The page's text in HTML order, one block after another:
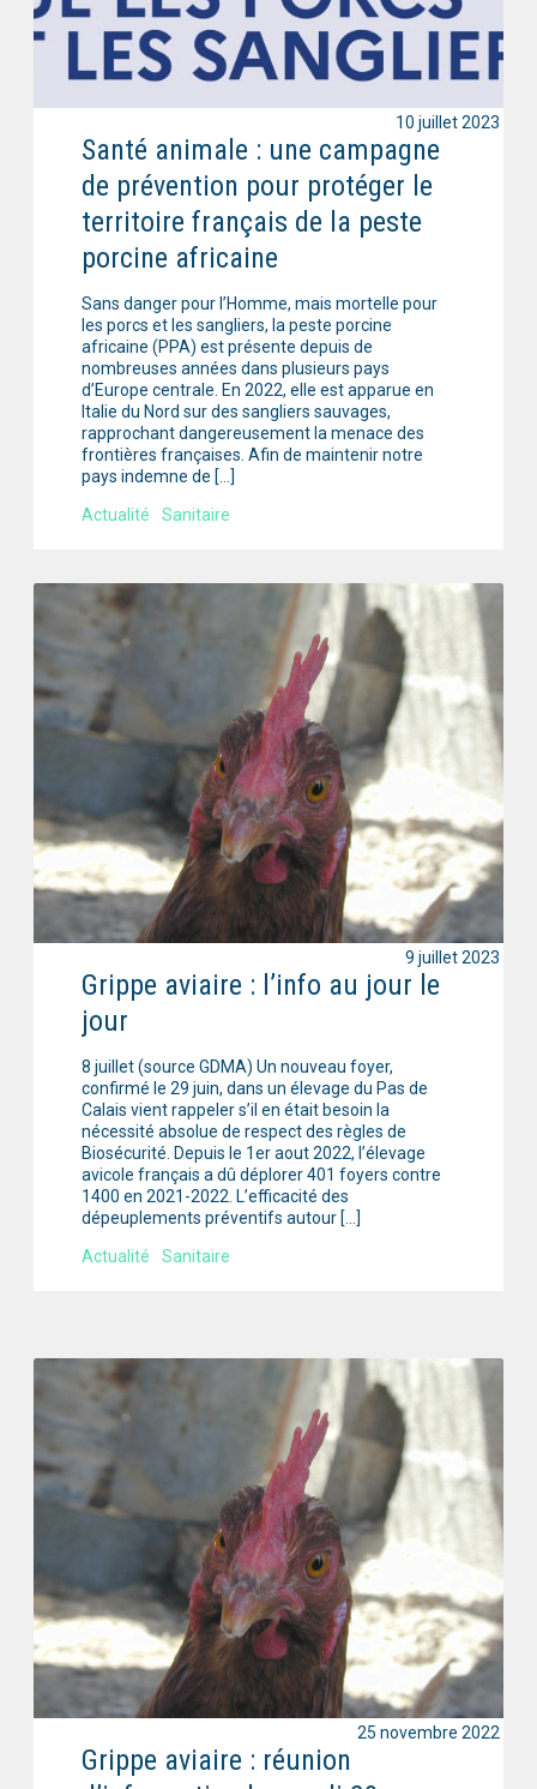
Santé animale : une campagne
de prévention pour protéger le
territoire français de la peste
porcine africaine
Sans danger pour l’Homme, mais mortelle pour
les porcs et les sangliers, la peste porcine
africaine (PPA) est présente depuis de
nombreuses années dans plusieurs pays
d’Europe centrale. En 2022, elle est apparue en
Italie du Nord sur des sangliers sauvages,
rapprochant dangereusement la menace des
frontières françaises. Afin de maintenir notre
pays indemne de […]
Actualité
Sanitaire
10 juillet 2023
Grippe aviaire : l’info au jour le
jour
8 juillet (source GDMA) Un nouveau foyer,
confirmé le 29 juin, dans un élevage du Pas de
Calais vient rappeler s’il en était besoin la
nécessité absolue de respect des règles de
Biosécurité. Depuis le 1er aout 2022, l’élevage
avicole français a dû déplorer 401 foyers contre
1400 en 2021-2022. L’efficacité des
dépeuplements préventifs autour […]
Actualité
Sanitaire
9 juillet 2023
Grippe aviaire : réunion
25 novembre 2022